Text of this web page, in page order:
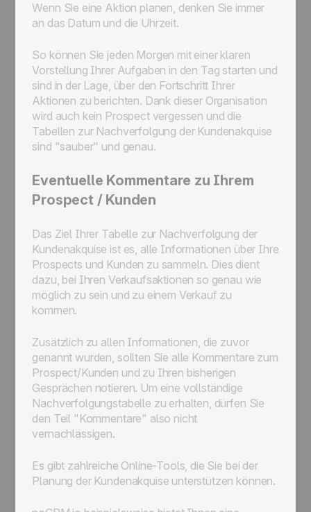
Wenn Sie eine Aktion planen, denken Sie immer
an das Datum und die Uhrzeit.
So können Sie jeden Morgen mit einer klaren
Vorstellung Ihrer Aufgaben in den Tag starten und
sind in der Lage, über den Fortschritt Ihrer
Aktionen zu berichten. Dank dieser Organisation
wird auch kein Prospect vergessen und die
Tabellen zur Nachverfolgung der Kundenakquise
sind "sauber" und genau.
Eventuelle Kommentare zu Ihrem
Prospect / Kunden
Das Ziel Ihrer Tabelle zur Nachverfolgung der
Kundenakquise ist es, alle Informationen über Ihre
Prospects und Kunden zu sammeln. Dies dient
dazu, bei Ihren Verkaufsaktionen so genau wie
möglich zu sein und zu einem Verkauf zu
kommen.
Zusätzlich zu allen Informationen, die zuvor
genannt wurden, sollten Sie alle Kommentare zum
Prospect/Kunden und zu Ihren bisherigen
Gesprächen notieren. Um eine vollständige
Nachverfolgungstabelle zu erhalten, dürfen Sie
den Teil "Kommentare" also nicht
vernachlässigen.
Es gibt zahlreiche Online-Tools, die Sie bei der
Planung der Kundenakquise unterstützen können.